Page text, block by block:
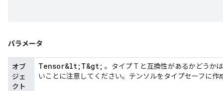
パラメータ
オブ
ジェ
クト
Tensor&lt;T&gt; 。タイプ T と互換性があるかどうか
いことに注意してください。テンソルをタイプセーフに作